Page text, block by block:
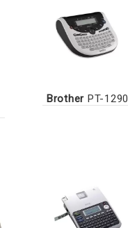
Brother PT-1290